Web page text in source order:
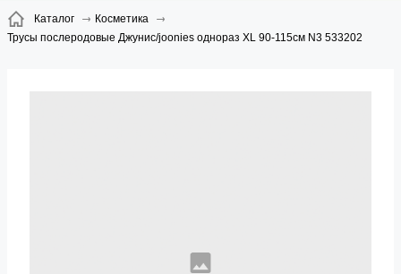
Каталог
Косметика
Трусы послеродовые Джунис/joonies однораз ХL 90-115см N3 533202